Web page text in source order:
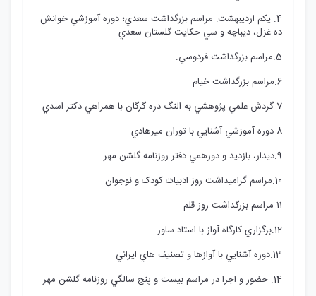
4. يکم ارديبهشت: مراسم بزرگداشت سعدي؛ دوره آموزشي خوانش
ده غزل، ديباچه و سي حکايت گلستان سعدي.
5.مراسم بزرگداشت فردوسي.
6.مراسم بزرگداشت خيام
7.گردش علمي پژوهشي به النگ دره گرگان با همراهي دکتر اسدي
8.دوره آموزشي آشنايي با توران ميرهادي
9.ديدار، بازديد و دورهمي دفتر روزنامه گلشن مهر
10.مراسم گراميداشت روز ادبيات کودک و نوجوان
11.مراسم بزرگداشت روز قلم
12.برگزاري کارگاه آواز با استاد ساور
13.دوره آشنايي با آوازها و تصنيف هاي ايراني
14. حضور و اجرا در مراسم بيست و پنج سالگي روزنامه گلشن مهر